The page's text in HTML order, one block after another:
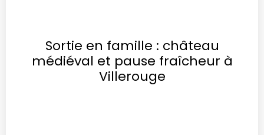
Sortie en famille : château
médiéval et pause fraîcheur à
Villerouge